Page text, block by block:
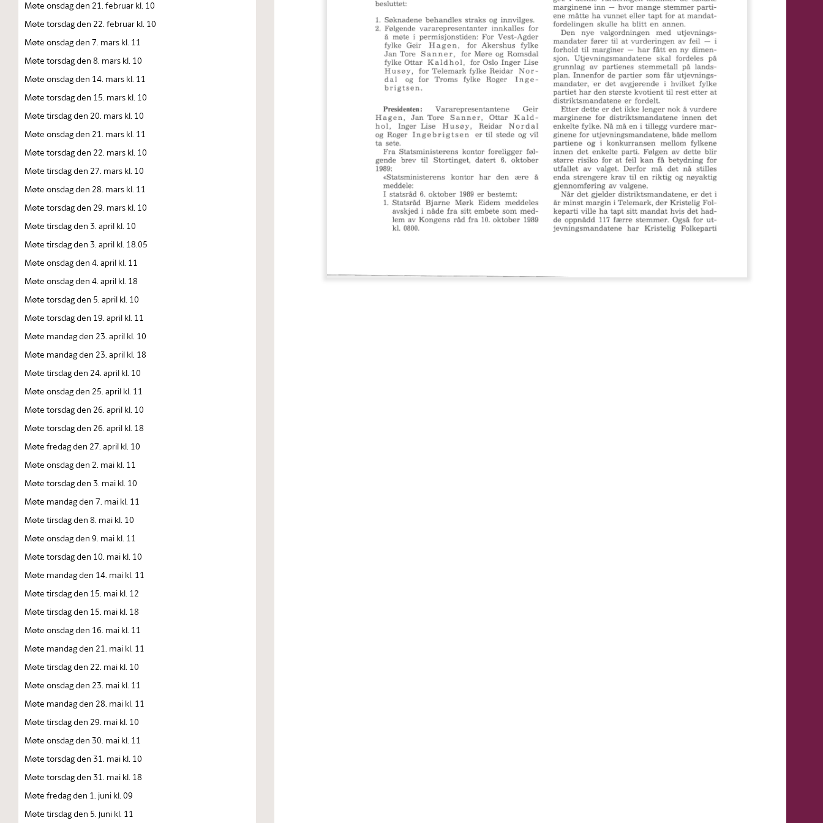
Møte onsdag den 21. februar kl. 10
Møte torsdag den 22. februar kl. 10
Møte onsdag den 7. mars kl. 11
Møte torsdag den 8. mars kl. 10
Møte onsdag den 14. mars kl. 11
Møte torsdag den 15. mars kl. 10
Møte tirsdag den 20. mars kl. 10
Møte onsdag den 21. mars kl. 11
Møte torsdag den 22. mars kl. 10
Møte tirsdag den 27. mars kl. 10
Møte onsdag den 28. mars kl. 11
Møte torsdag den 29. mars kl. 10
Møte tirsdag den 3. april kl. 10
Møte tirsdag den 3. april kl. 18.05
Møte onsdag den 4. april kl. 11
Møte onsdag den 4. april kl. 18
Møte torsdag den 5. april kl. 10
Møte torsdag den 19. april kl. 11
Møte mandag den 23. april kl. 10
Møte mandag den 23. april kl. 18
Møte tirsdag den 24. april kl. 10
Møte onsdag den 25. april kl. 11
Møte torsdag den 26. april kl. 10
Møte torsdag den 26. april kl. 18
Møte fredag den 27. april kl. 10
Møte onsdag den 2. mai kl. 11
Møte torsdag den 3. mai kl. 10
Møte mandag den 7. mai kl. 11
Møte tirsdag den 8. mai kl. 10
Møte onsdag den 9. mai kl. 11
Møte torsdag den 10. mai kl. 10
Møte mandag den 14. mai kl. 11
Møte tirsdag den 15. mai kl. 12
Møte tirsdag den 15. mai kl. 18
Møte onsdag den 16. mai kl. 11
Møte mandag den 21. mai kl. 11
Møte tirsdag den 22. mai kl. 10
Møte onsdag den 23. mai kl. 11
Møte mandag den 28. mai kl. 11
Møte tirsdag den 29. mai kl. 10
Møte onsdag den 30. mai kl. 11
Møte torsdag den 31. mai kl. 10
Møte torsdag den 31. mai kl. 18
Møte fredag den 1. juni kl. 09
Møte tirsdag den 5. juni kl. 11